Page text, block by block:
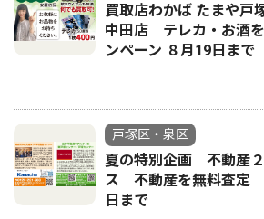
買取店わかば たまや戸
中田店 テレカ・お酒
ンペーン ８月19日まで
戸塚区・泉区
夏の特別企画 不動産
ス 不動産を無料査定
日まで